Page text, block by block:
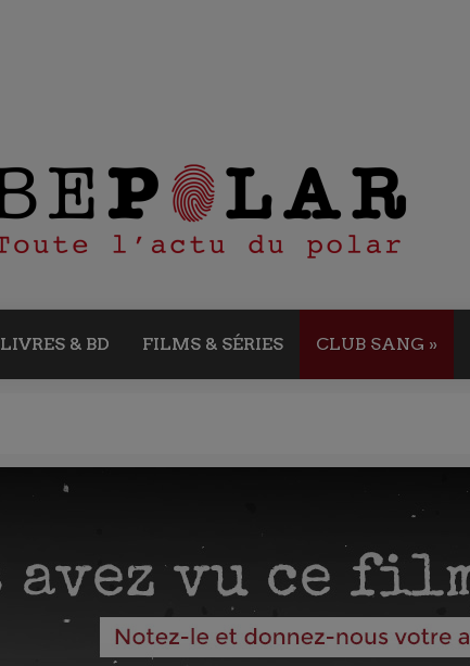
LIVRES & BD FILMS & SÉRIES CLUB SANG »